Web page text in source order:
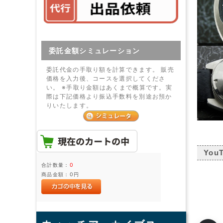
委託金額シミュレーション
委託代金の手取り額を計算できます。 販売
価格を入力後、コースを選択してくださ
い。 ※手取り金額はあくまで概算です。実
際は下記価格より振込手数料を別途お預か
りいたします。
合計数量： 0
商品金額： 0円